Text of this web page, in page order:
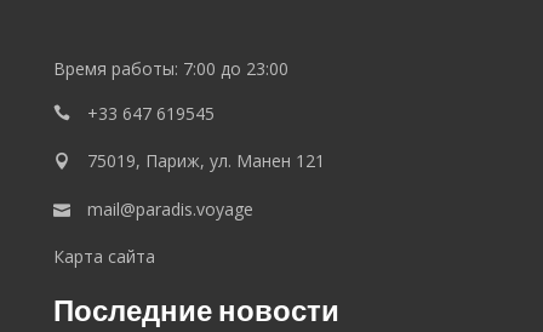
Время работы: 7:00 до 23:00
+33 647 619545
75019, Париж, ул. Манен 121
mail@paradis.voyage
Карта сайта
Последние новости